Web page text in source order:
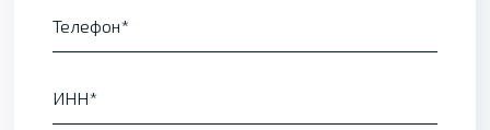
Телефон
ИНН